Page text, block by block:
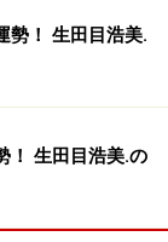
い人は見ない
勢！ 生田目浩美.
！ 生田目浩美.の